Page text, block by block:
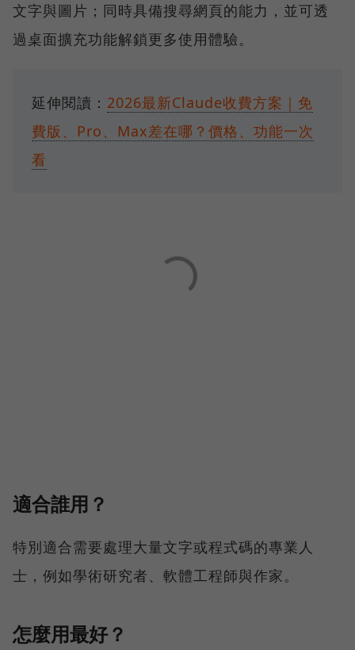
文字與圖片；同時具備搜尋網頁的能力，並可透
過桌面擴充功能解鎖更多使用體驗。
延伸閱讀： 2026最新Claude收費方案｜免
費版、Pro、Max差在哪？價格、功能一次
看
適合誰用？
特別適合需要處理大量文字或程式碼的專業人
士，例如學術研究者、軟體工程師與作家。
怎麼用最好？